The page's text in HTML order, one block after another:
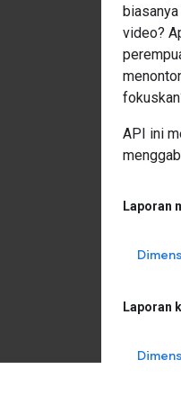
video?
API ini
Laporan
Laporan